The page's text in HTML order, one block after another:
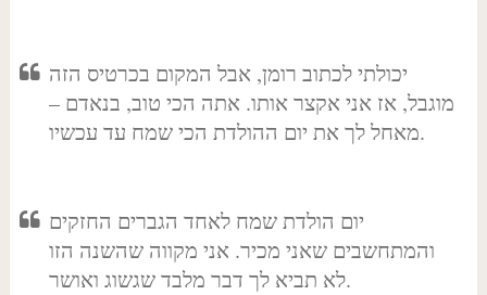
יכולתי לכתוב רומן, אבל המקום בכרטיס הזה
מוגבל, אז אני אקצר אותו. אתה הכי טוב, בנאדם –
מאחל לך את יום ההולדת הכי שמח עד עכשיו.
יום הולדת שמח לאחד הגברים החזקים
והמתחשבים שאני מכיר. אני מקווה שהשנה הזו
לא תביא לך דבר מלבד שגשוג ואושר.